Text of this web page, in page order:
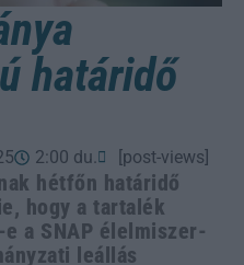
határidő
2:00 du. [post-views]
hétfőn határidő
hogy a tartalék
a SNAP élelmiszer-
leállás